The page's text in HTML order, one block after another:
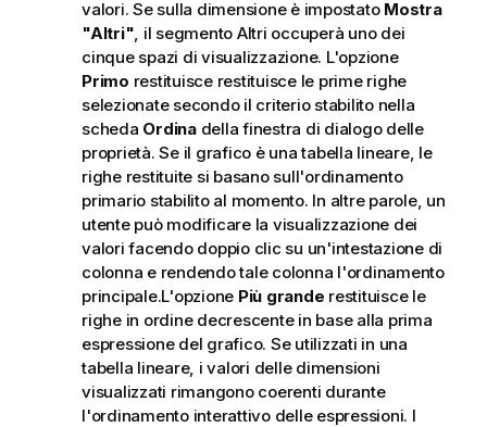
valori. Se sulla dimensione è impostato Mostra
"Altri" , il segmento Altri occuperà uno dei
cinque spazi di visualizzazione. L'opzione
Primo restituisce restituisce le prime righe
selezionate secondo il criterio stabilito nella
scheda Ordinadella finestra di dialogo delle
proprietà. Se il grafico è una tabella lineare, le
righe restituite si basano sull'ordinamento
primario stabilito al momento. In altre parole, un
utente può modificare la visualizzazione dei
valori facendo doppio clic su un'intestazione di
colonna e rendendo tale colonna l'ordinamento
principale.L'opzione Più grande restituisce le
righe in ordine decrescente in base alla prima
espressione del grafico. Se utilizzati in una
tabella lineare, i valori delle dimensioni
visualizzati rimangono coerenti durante
l'ordinamento interattivo delle espressioni. I